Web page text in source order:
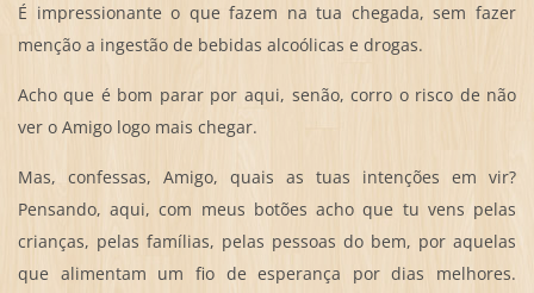
É impressionante o que fazem na tua chegada, sem fazer
menção a ingestão de bebidas alcoólicas e drogas.
Acho que é bom parar por aqui, senão, corro o risco de não
ver o Amigo logo mais chegar.
Mas, confessas, Amigo, quais as tuas intenções em vir?
Pensando, aqui, com meus botões acho que tu vens pelas
crianças, pelas famílias, pelas pessoas do bem, por aquelas
que alimentam um fio de esperança por dias melhores.